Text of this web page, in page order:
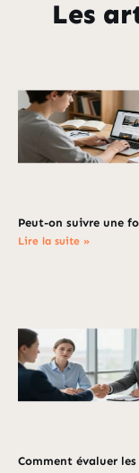
Les
Peut-on suivre une
Lire la suite »
Comment évaluer